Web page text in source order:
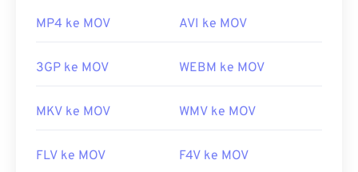
MP4 ke MOV AVI ke MOV
3GP ke MOV WEBM ke MOV
MKV ke MOV WMV ke MOV
FLV ke MOV F4V ke MOV